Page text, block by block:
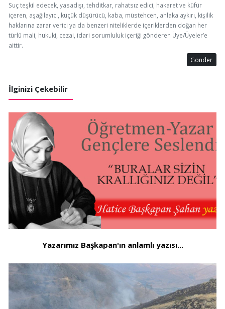
Suç teşkil edecek, yasadışı, tehditkar, rahatsız edici, hakaret ve küfür
içeren, aşağılayıcı, küçük düşürücü, kaba, müstehcen, ahlaka aykırı, kişilik
haklarına zarar verici ya da benzeri niteliklerde içeriklerden doğan her
türlü mali, hukuki, cezai, idari sorumluluk içeriği gönderen Üye/Üyeler’e
aittir.
Gönder
İlginizi Çekebilir
Yazarımız Başkapan'ın anlamlı yazısı...